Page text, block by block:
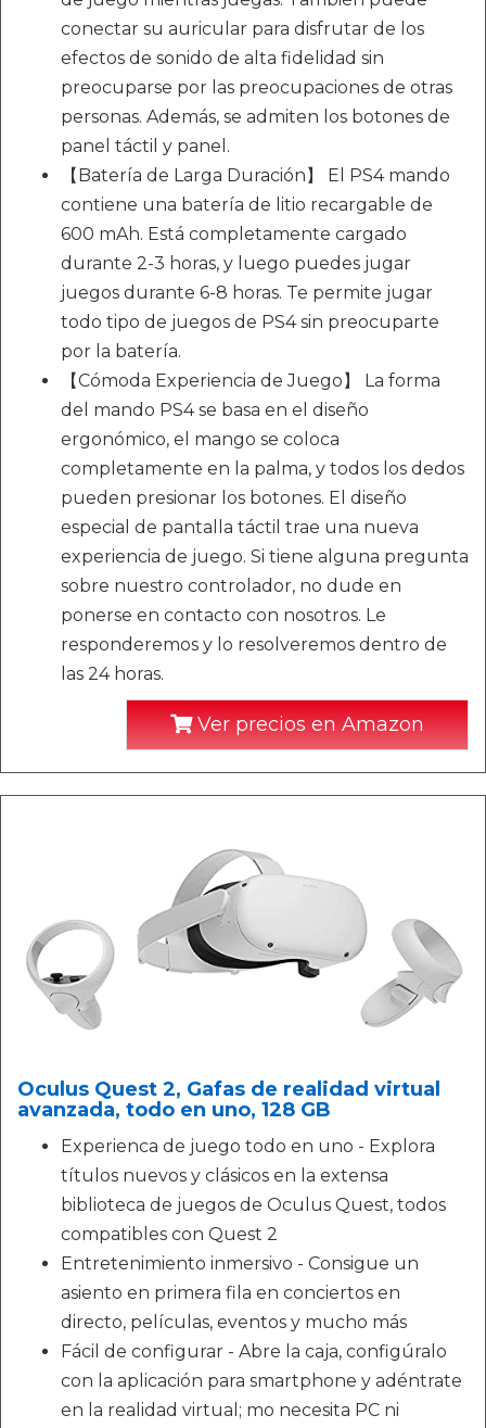
conectar su auricular para disfrutar de los
efectos de sonido de alta fidelidad sin
preocuparse por las preocupaciones de otras
personas. Además, se admiten los botones de
panel táctil y panel.
【Batería de Larga Duración】 El PS4 mando
contiene una batería de litio recargable de
600 mAh. Está completamente cargado
durante 2-3 horas, y luego puedes jugar
juegos durante 6-8 horas. Te permite jugar
todo tipo de juegos de PS4 sin preocuparte
por la batería.
【Cómoda Experiencia de Juego】 La forma
del mando PS4 se basa en el diseño
ergonómico, el mango se coloca
completamente en la palma, y todos los dedos
pueden presionar los botones. El diseño
especial de pantalla táctil trae una nueva
experiencia de juego. Si tiene alguna pregunta
sobre nuestro controlador, no dude en
ponerse en contacto con nosotros. Le
responderemos y lo resolveremos dentro de
las 24 horas.
Ver precios en Amazon
Oculus Quest 2, Gafas de realidad virtual
avanzada, todo en uno, 128 GB
Experienca de juego todo en uno - Explora
títulos nuevos y clásicos en la extensa
biblioteca de juegos de Oculus Quest, todos
compatibles con Quest 2
Entretenimiento inmersivo - Consigue un
asiento en primera fila en conciertos en
directo, películas, eventos y mucho más
Fácil de configurar - Abre la caja, configúralo
con la aplicación para smartphone y adéntrate
en la realidad virtual; mo necesita PC ni